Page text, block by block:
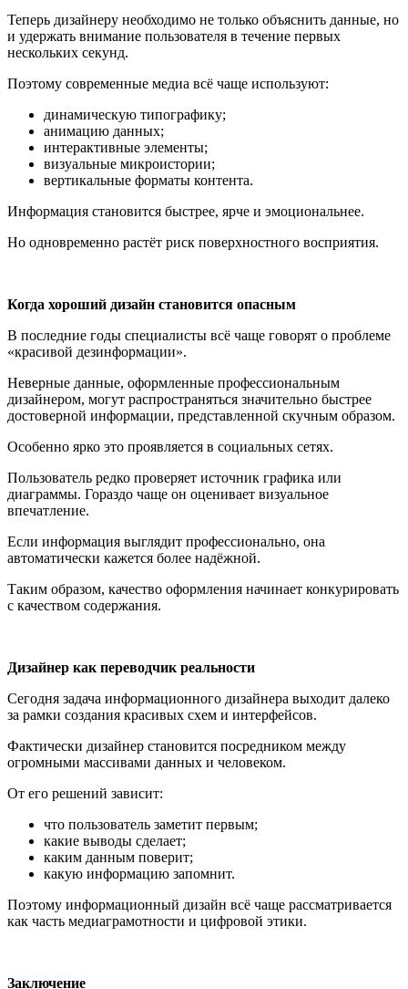
Теперь дизайнеру необходимо не только объяснить данные, но
и удержать внимание пользователя в течение первых
нескольких секунд.
Поэтому современные медиа всё чаще используют:
динамическую типографику;
анимацию данных;
интерактивные элементы;
визуальные микроистории;
вертикальные форматы контента.
Информация становится быстрее, ярче и эмоциональнее.
Но одновременно растёт риск поверхностного восприятия.
Когда хороший дизайн становится опасным
В последние годы специалисты всё чаще говорят о проблеме
«красивой дезинформации».
Неверные данные, оформленные профессиональным
дизайнером, могут распространяться значительно быстрее
достоверной информации, представленной скучным образом.
Особенно ярко это проявляется в социальных сетях.
Пользователь редко проверяет источник графика или
диаграммы. Гораздо чаще он оценивает визуальное
впечатление.
Если информация выглядит профессионально, она
автоматически кажется более надёжной.
Таким образом, качество оформления начинает конкурировать
с качеством содержания.
Дизайнер как переводчик реальности
Сегодня задача информационного дизайнера выходит далеко
за рамки создания красивых схем и интерфейсов.
Фактически дизайнер становится посредником между
огромными массивами данных и человеком.
От его решений зависит:
что пользователь заметит первым;
какие выводы сделает;
каким данным поверит;
какую информацию запомнит.
Поэтому информационный дизайн всё чаще рассматривается
как часть медиаграмотности и цифровой этики.
Заключение